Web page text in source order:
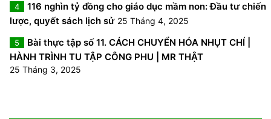
4
116 nghìn tỷ đồng cho giáo dục mầm non: Đầu tư chiến
lược, quyết sách lịch sử 25 Tháng 4, 2025
5
Bài thực tập số 11. CÁCH CHUYỂN HÓA NHỤT CHÍ |
HÀNH TRÌNH TU TẬP CÔNG PHU | MR THẬT
25 Tháng 3, 2025